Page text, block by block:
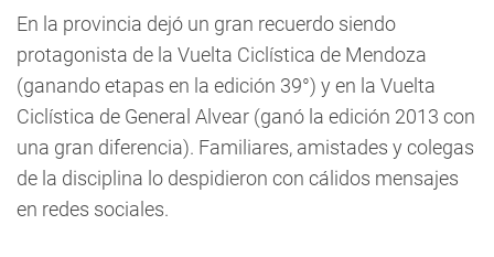
En la provincia dejó un gran recuerdo siendo
protagonista de la Vuelta Ciclística de Mendoza
(ganando etapas en la edición 39°) y en la Vuelta
Ciclística de General Alvear (ganó la edición 2013 con
una gran diferencia). Familiares, amistades y colegas
de la disciplina lo despidieron con cálidos mensajes
en redes sociales.